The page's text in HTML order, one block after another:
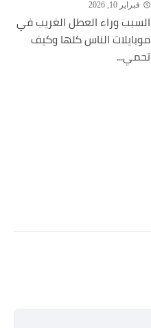
فبراير 10, 2026
السبب وراء العطل الغريب في
موبايلات الناس كلها وكيف
تحمي...